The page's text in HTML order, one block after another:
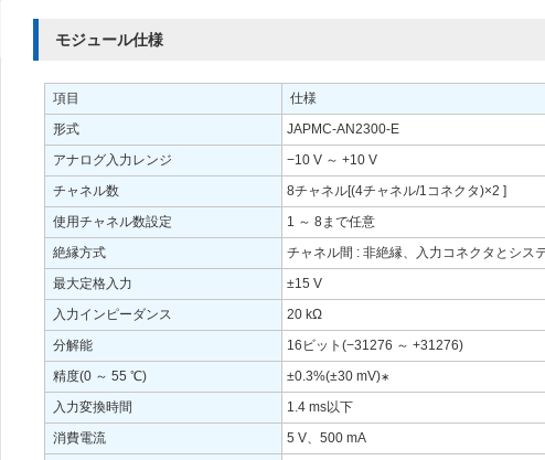
モジュール仕様
項目
仕様
形式
JAPMC-AN2300-E
アナログ入力レンジ
−10 V ～ +10 V
チャネル数
8チャネル[(4チャネル/1コネクタ)×2 ]
使用チャネル数設定
1 ～ 8まで任意
絶縁方式
チャネル間 : 非絶縁、入力コネクタとシス
最大定格入力
±15 V
入力インピーダンス
20 kΩ
分解能
16ビット(−31276 ～ +31276)
精度(0 ～ 55 ℃)
±0.3%(±30 mV)∗
入力変換時間
1.4 ms以下
消費電流
5 V、500 mA